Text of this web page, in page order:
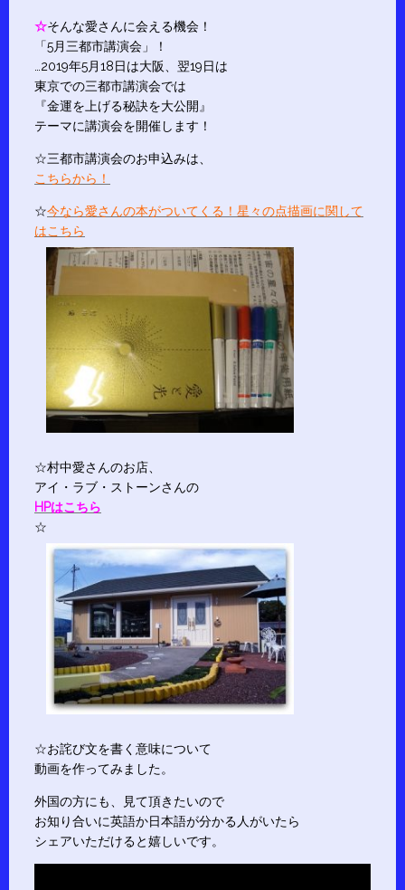
☆そんな愛さんに会える機会！
「5月三都市講演会」！
…2019年5月18日は大阪、翌19日は
東京での三都市講演会では
『金運を上げる秘訣を大公開』
テーマに講演会を開催します！
☆三都市講演会のお申込みは、
こちらから！
☆今なら愛さんの本がついてくる！星々の点描画に関して
はこちら
☆村中愛さんのお店、
アイ・ラブ・ストーンさんの
HPはこちら
☆
☆お詫び文を書く意味について
動画を作ってみました。
外国の方にも、見て頂きたいので
お知り合いに英語か日本語が分かる人がいたら
シェアいただけると嬉しいです。